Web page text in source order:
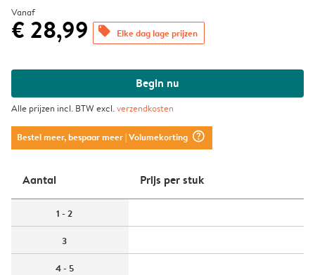
Vanaf
€ 28,99 offers Elke dag lage prijzen
Begin nu
Alle prijzen incl. BTW excl.verzendkosten
Bestel meer, bespaar meer| Volumekorting question_mark_circle
Aantal Prijs per stuk
1 - 2
3
4 - 5